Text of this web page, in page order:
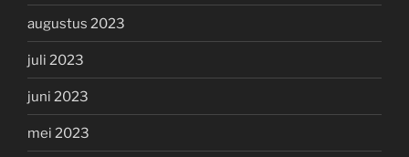
augustus 2023
juli 2023
juni 2023
mei 2023